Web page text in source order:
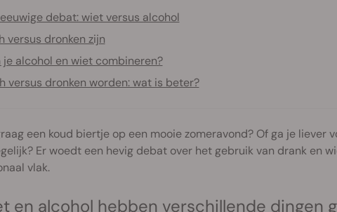
debat: wiet versus alcohol
versus dronken zijn
je alcohol en wiet combineren?
versus dronken worden: wat is beter?
een koud biertje op een mooie zomeravond? Of ga je liever
Er woedt een hevig debat over het gebruik van drank en
vlak.
en alcohol hebben verschillende dingen